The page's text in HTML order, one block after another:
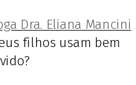
filhos usam bem